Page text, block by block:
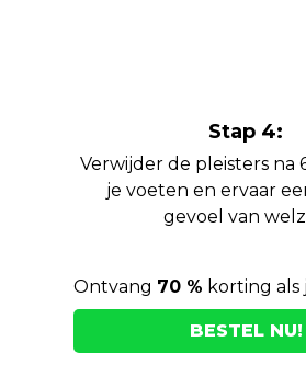
Stap 4:
Verwijder de pleisters na
je voeten en ervaar
gevoel van
Ontvang 70 % korting als
BESTEL NU!